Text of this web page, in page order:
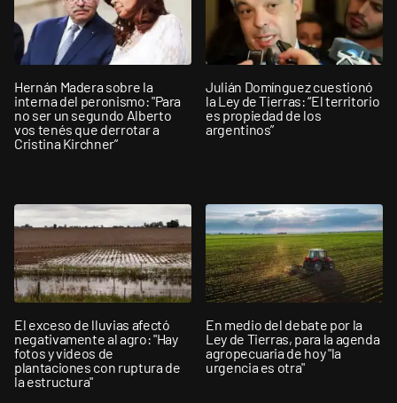
Hernán Madera sobre la
interna del peronismo: "Para
no ser un segundo Alberto
vos tenés que derrotar a
Cristina Kirchner”
Julián Domínguez cuestionó
la Ley de Tierras: “El territorio
es propiedad de los
argentinos”
El exceso de lluvias afectó
negativamente al agro: "Hay
fotos y videos de
plantaciones con ruptura de
la estructura"
En medio del debate por la
Ley de Tierras, para la agenda
agropecuaria de hoy "la
urgencia es otra"